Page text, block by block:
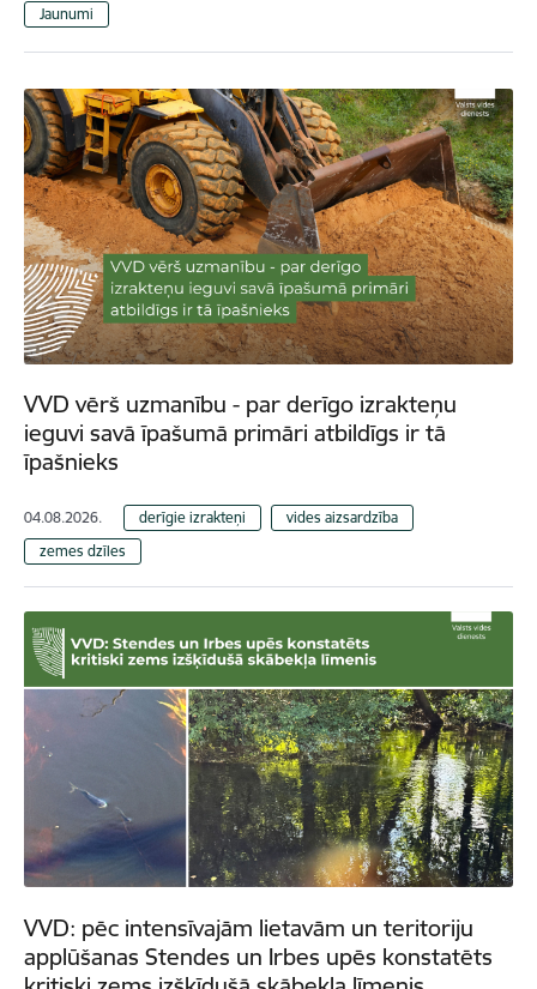
Jaunumi
VVD vērš uzmanību - par derīgo izrakteņu
ieguvi savā īpašumā primāri atbildīgs ir tā
īpašnieks
04.08.2026. derīgie izrakteņi
vides aizsardzība
zemes dzīles
VVD: pēc intensīvajām lietavām un teritoriju
applūšanas Stendes un Irbes upēs konstatēts